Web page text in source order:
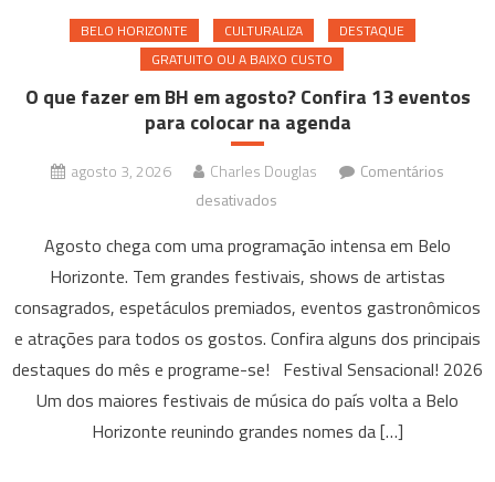
BELO HORIZONTE CULTURALIZA
DESTAQUE
GRATUITO OU A BAIXO CUSTO
O que fazer em BH em agosto? Confira 13 eventos
para colocar na agenda
agosto 3, 2026 Charles Douglas
Comentários
desativados
que
fazer
em
BH
em
agosto?
Agosto chega com uma programação intensa em Belo
Horizonte. Tem grandes festivais, shows de artistas
consagrados, espetáculos premiados, eventos gastronômicos
e atrações para todos os gostos. Confira alguns dos principais
destaques do mês e programe-se! Festival Sensacional! 2026
Um dos maiores festivais de música do país volta a Belo
Horizonte reunindo grandes nomes da […]